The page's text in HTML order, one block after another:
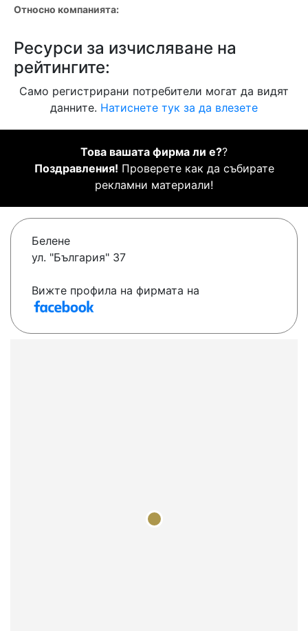
Относно компанията:
Ресурси за изчисляване на
рейтингите:
Само регистрирани потребители могат да видят
данните. Натиснете тук за да влезете
Това вашата фирма ли е??
Поздравления! Проверете как да събирате
рекламни материали!
Белене
ул. "България" 37
Вижте профила на фирмата на